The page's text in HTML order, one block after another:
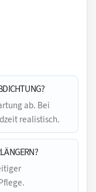
ab. Bei
realistisch.